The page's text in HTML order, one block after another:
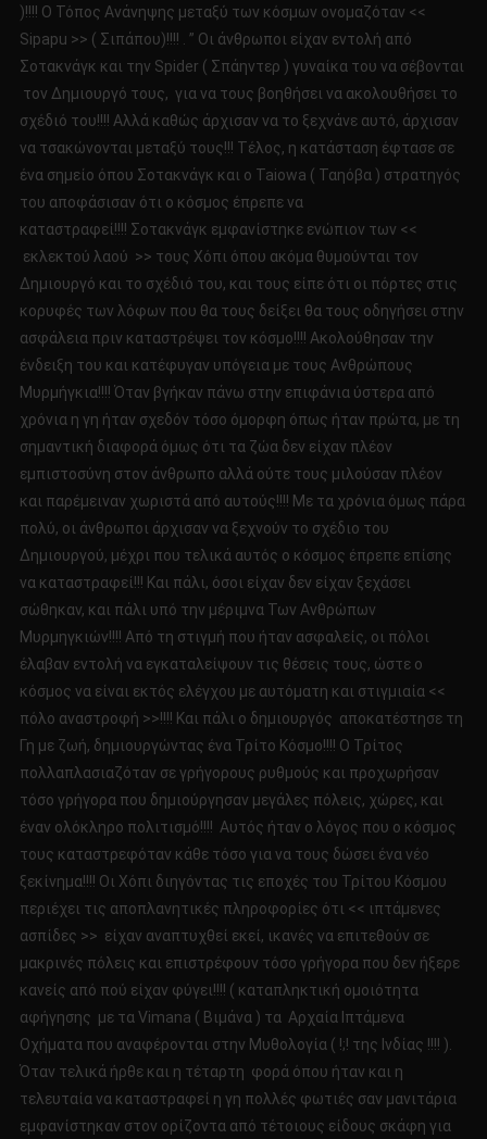
)!!!! Ο Τόπος Ανάνηψης μεταξύ των κόσμων ονομαζόταν <<
Sipapu >> ( Σιπάπου)!!!! . ” Οι άνθρωποι είχαν εντολή από
Σοτακνάγκ και την Spider ( Σπάηντερ ) γυναίκα του να σέβονται
τον Δημιουργό τους, για να τους βοηθήσει να ακολουθήσει το
σχέδιό του!!!! Αλλά καθώς άρχισαν να το ξεχνάνε αυτό, άρχισαν
να τσακώνονται μεταξύ τους!!! Τέλος, η κατάσταση έφτασε σε
ένα σημείο όπου Σοτακνάγκ και ο Taiowa ( Ταηόβα ) στρατηγός
του αποφάσισαν ότι ο κόσμος έπρεπε να
καταστραφεί!!!! Σοτακνάγκ εμφανίστηκε ενώπιον των <<
εκλεκτού λαού >> τους Χόπι όπου ακόμα θυμούνται τον
Δημιουργό και το σχέδιό του, και τους είπε ότι οι πόρτες στις
κορυφές των λόφων που θα τους δείξει θα τους οδηγήσει στην
ασφάλεια πριν καταστρέψει τον κόσμο!!!! Ακολούθησαν την
ένδειξη του και κατέφυγαν υπόγεια με τους Ανθρώπους
Μυρμήγκια!!!! Όταν βγήκαν πάνω στην επιφάνια ύστερα από
χρόνια η γη ήταν σχεδόν τόσο όμορφη όπως ήταν πρώτα, με τη
σημαντική διαφορά όμως ότι τα ζώα δεν είχαν πλέον
εμπιστοσύνη στον άνθρωπο αλλά ούτε τους μιλούσαν πλέον
και παρέμειναν χωριστά από αυτούς!!!! Με τα χρόνια όμως πάρα
πολύ, οι άνθρωποι άρχισαν να ξεχνούν το σχέδιο του
Δημιουργού, μέχρι που τελικά αυτός ο κόσμος έπρεπε επίσης
να καταστραφεί!!! Και πάλι, όσοι είχαν δεν είχαν ξεχάσει
σώθηκαν, και πάλι υπό την μέριμνα Των Ανθρώπων
Μυρμηγκιών!!!! Από τη στιγμή που ήταν ασφαλείς, οι πόλοι
έλαβαν εντολή να εγκαταλείψουν τις θέσεις τους, ώστε ο
κόσμος να είναι εκτός ελέγχου με αυτόματη και στιγμιαία <<
πόλο αναστροφή >>!!!! Και πάλι ο δημιουργός αποκατέστησε τη
Γη με ζωή, δημιουργώντας ένα Τρίτο Κόσμο!!!! Ο Τρίτος
πολλαπλασιαζόταν σε γρήγορους ρυθμούς και προχωρήσαν
τόσο γρήγορα που δημιούργησαν μεγάλες πόλεις, χώρες, και
έναν ολόκληρο πολιτισμό!!!! Αυτός ήταν ο λόγος που ο κόσμος
τους καταστρεφόταν κάθε τόσο για να τους δώσει ένα νέο
ξεκίνημα!!!! Οι Χόπι διηγόντας τις εποχές του Τρίτου Κόσμου
περιέχει τις αποπλανητικές πληροφορίες ότι << ιπτάμενες
ασπίδες >> είχαν αναπτυχθεί εκεί, ικανές να επιτεθούν σε
μακρινές πόλεις και επιστρέφουν τόσο γρήγορα που δεν ήξερε
κανείς από πού είχαν φύγει!!!! ( καταπληκτική ομοιότητα
αφήγησης με τα Vimana ( Βιμάνα ) τα Αρχαία Ιπτάμενα
Οχήματα που αναφέρονται στην Μυθολογία ( !;! της Ινδίας !!!! ).
Όταν τελικά ήρθε και η τέταρτη φορά όπου ήταν και η
τελευταία να καταστραφεί η γη πολλές φωτιές σαν μανιτάρια
εμφανίστηκαν στον ορίζοντα από τέτοιους είδους σκάφη για